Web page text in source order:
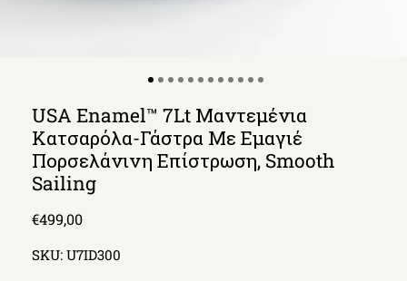
USA Enamel™ 7Lt Μαντεμένια
Κατσαρόλα-Γάστρα Με Εμαγιέ
Πορσελάνινη Επίστρωση, Smooth
Sailing
Regular
€499,00
SKU: U7ID300